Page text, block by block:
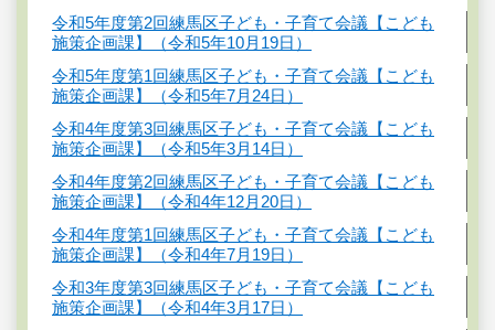
令和5年度第2回練馬区子ども・子育て会議【こども
施策企画課】（令和5年10月19日）
令和5年度第1回練馬区子ども・子育て会議【こども
施策企画課】（令和5年7月24日）
令和4年度第3回練馬区子ども・子育て会議【こども
施策企画課】（令和5年3月14日）
令和4年度第2回練馬区子ども・子育て会議【こども
施策企画課】（令和4年12月20日）
令和4年度第1回練馬区子ども・子育て会議【こども
施策企画課】（令和4年7月19日）
令和3年度第3回練馬区子ども・子育て会議【こども
施策企画課】（令和4年3月17日）